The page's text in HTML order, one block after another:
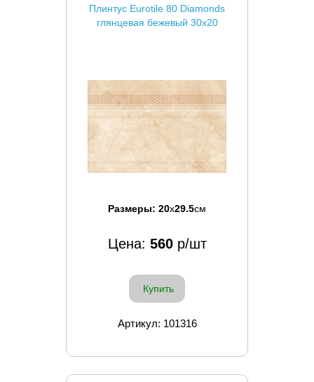
Плинтус Eurotile 80 Diamonds
глянцевая бежевый 30x20
Размеры: 20x29.5см
Цена: 560р/шт
Купить
Артикул: 101316